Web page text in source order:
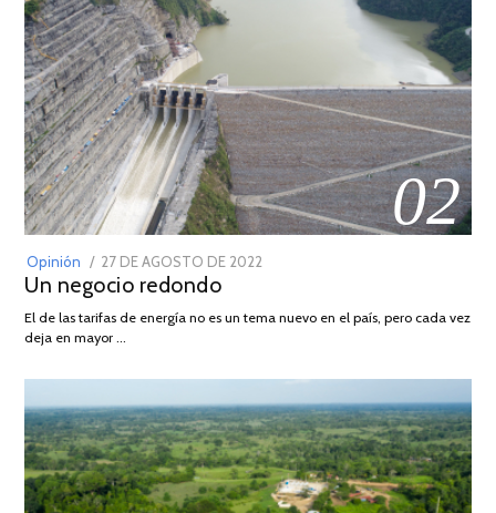
02
Opinión
POSTED
ON
27 DE AGOSTO DE 2022
DE
Un negocio redondo
El de las tarifas de energía no es un tema nuevo en el país, pero cada vez
deja en mayor …